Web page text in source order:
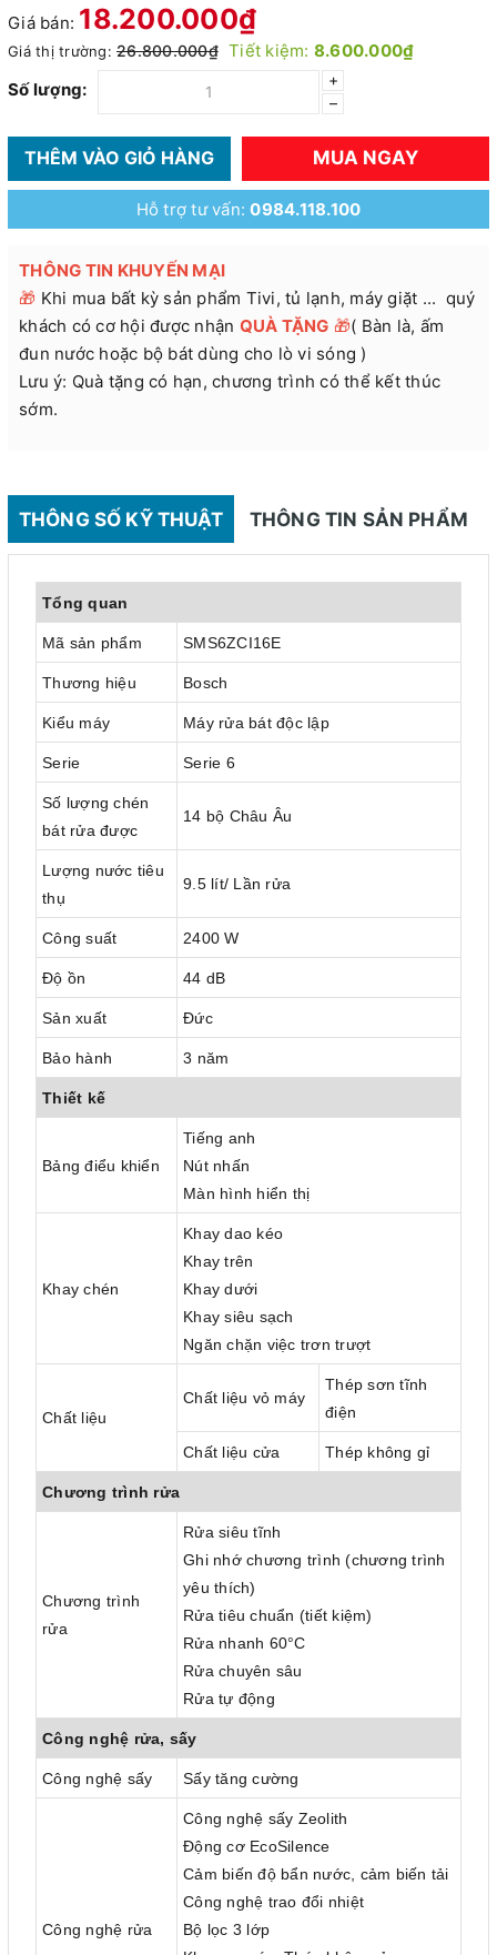
Giá bán: 18.200.000₫
Giá thị trường: 26.800.000₫ Tiết kiệm: 8.600.000₫
Số lượng:
+
–
THÊM VÀO GIỎ HÀNG MUA NGAY
Hỗ trợ tư vấn:0984.118.100
THÔNG TIN KHUYẾN MẠI
🎁 Khi mua bất kỳ sản phẩm Tivi, tủ lạnh, máy giặt ... quý
khách có cơ hội được nhận QUÀ TẶNG 🎁( Bàn là, ấm
đun nước hoặc bộ bát dùng cho lò vi sóng )
Lưu ý: Quà tặng có hạn, chương trình có thể kết thúc
sớm.
THÔNG SỐ KỸ THUẬT THÔNG TIN SẢN PHẨM
Tổng quan
Mã sản phẩm SMS6ZCI16E
Thương hiệu Bosch
Kiểu máy Máy rửa bát độc lập
Serie Serie 6
Số lượng chén
bát rửa được
14 bộ Châu Âu
Lượng nước tiêu
thụ
9.5 lít/ Lần rửa
Công suất 2400 W
Độ ồn 44 dB
Sản xuất Đức
Bảo hành 3 năm
Thiết kế
Bảng điểu khiển
Tiếng anh
Nút nhấn
Màn hình hiển thị
Khay chén
Khay dao kéo
Khay trên
Khay dưới
Khay siêu sạch
Ngăn chặn việc trơn trượt
Chất liệu
Chất liệu vỏ máy
Thép sơn tĩnh
điện
Chất liệu cửa Thép không gỉ
Chương trình rửa
Chương trình
rửa
Rửa siêu tĩnh
Ghi nhớ chương trình (chương trình
yêu thích)
Rửa tiêu chuẩn (tiết kiệm)
Rửa nhanh 60°C
Rửa chuyên sâu
Rửa tự động
Công nghệ rửa, sấy
Công nghệ sấy Sấy tăng cường
Công nghệ rửa
Công nghệ sấy Zeolith
Động cơ EcoSilence
Cảm biến độ bẩn nước, cảm biến tải
Công nghệ trao đổi nhiệt
Bộ lọc 3 lớp